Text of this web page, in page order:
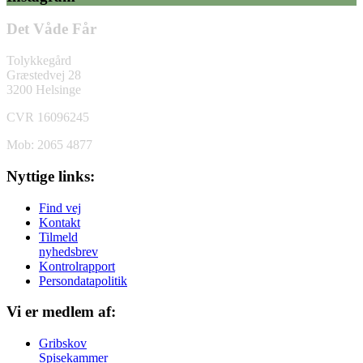
Det Våde Får
Tolykkegård
Græstedvej 28
3200 Helsinge
CVR 16096245
Mob: 2065 4877
Nyttige links:
Find vej
Kontakt
Tilmeld
nyhedsbrev
Kontrolrapport
Persondatapolitik
Vi er medlem af:
Gribskov
Spisekammer